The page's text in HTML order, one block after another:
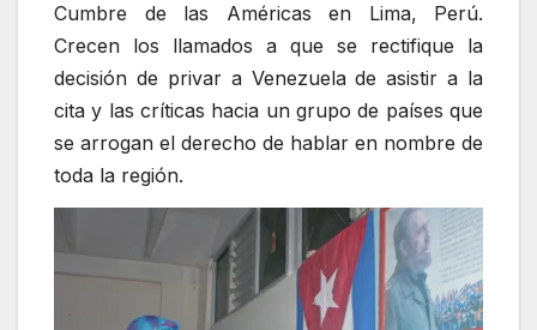
Cumbre de las Américas en Lima, Perú.
Crecen los llamados a que se rectifique la
decisión de privar a Venezuela de asistir a la
cita y las críticas hacia un grupo de países que
se arrogan el derecho de hablar en nombre de
toda la región.